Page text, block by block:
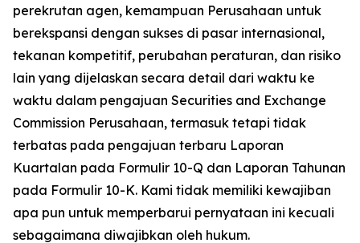
perekrutan agen, kemampuan Perusahaan untuk
berekspansi dengan sukses di pasar internasional,
tekanan kompetitif, perubahan peraturan, dan risiko
lain yang dijelaskan secara detail dari waktu ke
waktu dalam pengajuan Securities and Exchange
Commission Perusahaan, termasuk tetapi tidak
terbatas pada pengajuan terbaru Laporan
Kuartalan pada Formulir 10-Q dan Laporan Tahunan
pada Formulir 10-K. Kami tidak memiliki kewajiban
apa pun untuk memperbarui pernyataan ini kecuali
sebagaimana diwajibkan oleh hukum.